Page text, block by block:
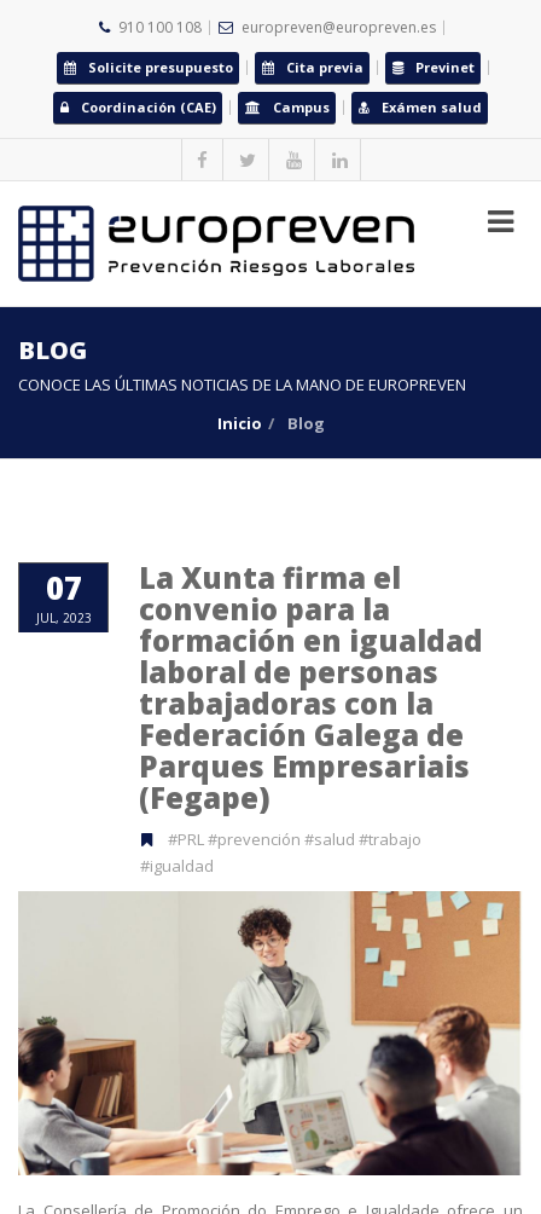
910 100 108 europreven@europreven.es
Solicite presupuesto Cita previa Previnet
Coordinación (CAE) Campus Exámen salud
BLOG
CONOCE LAS ÚLTIMAS NOTICIAS DE LA MANO DE EUROPREVEN
Inicio
Blog
07
JUL, 2023
La Xunta firma el
convenio para la
formación en igualdad
laboral de personas
trabajadoras con la
Federación Galega de
Parques Empresariais
(Fegape)
#PRL #prevención #salud #trabajo
#igualdad